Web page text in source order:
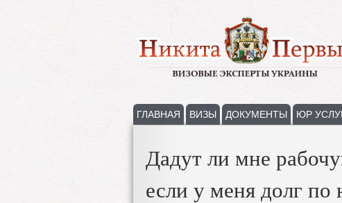
ГЛАВНАЯ ВИЗЫ ДОКУМЕНТЫ ЮР
Дадут ли мне
если у меня долг